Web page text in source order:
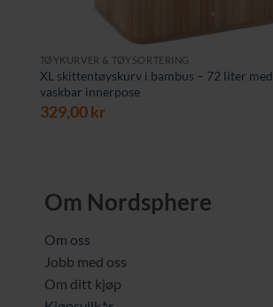
TØYKURVER & TØYSORTERING
XL skittentøyskurv i bambus – 72 liter med
vaskbar innerpose
329,00kr
Om Nordsphere
Om oss
Jobb med oss
Om ditt kjøp